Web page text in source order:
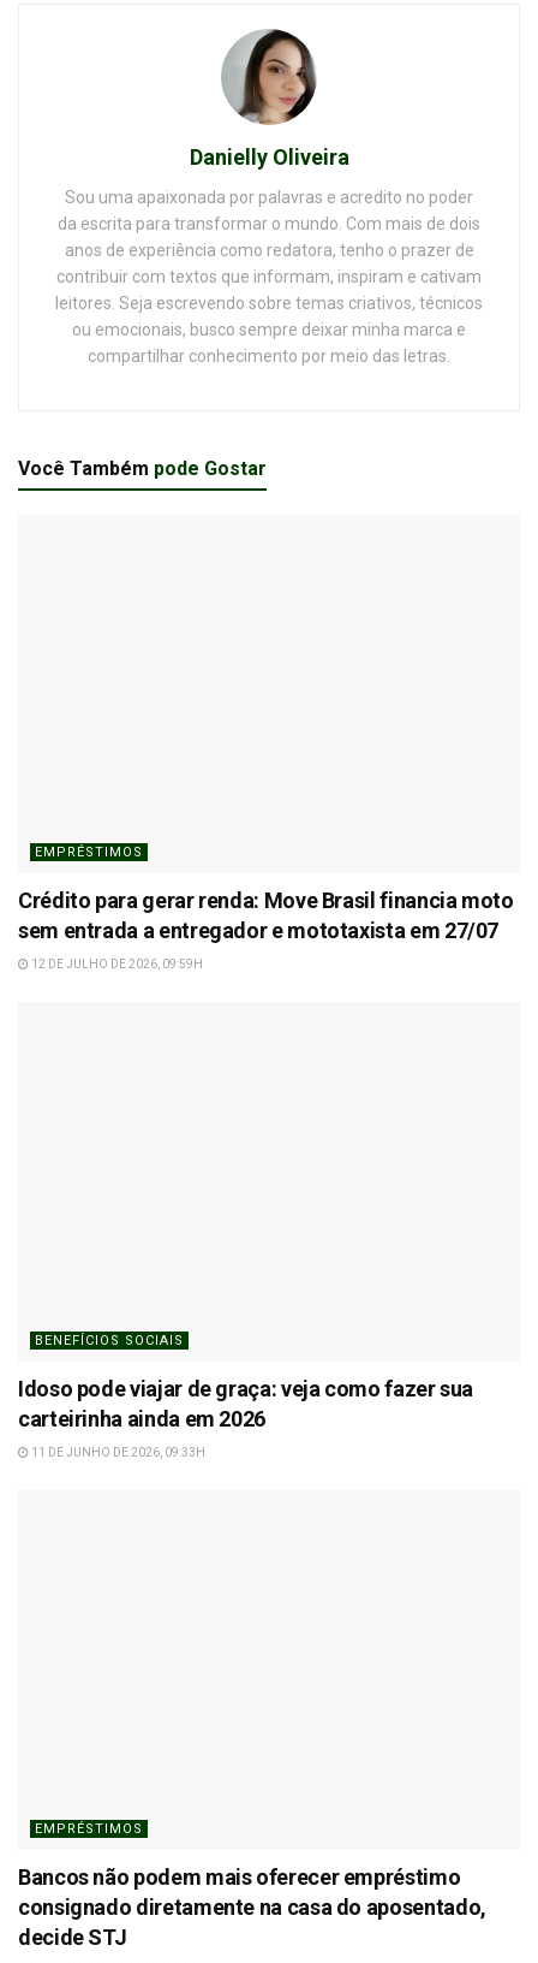
Danielly Oliveira
Sou uma apaixonada por palavras e acredito no poder
da escrita para transformar o mundo. Com mais de dois
anos de experiência como redatora, tenho o prazer de
contribuir com textos que informam, inspiram e cativam
leitores. Seja escrevendo sobre temas criativos, técnicos
ou emocionais, busco sempre deixar minha marca e
compartilhar conhecimento por meio das letras.
Você Também pode Gostar
EMPRÉSTIMOS
Crédito para gerar renda: Move Brasil financia moto
sem entrada a entregador e mototaxista em 27/07
12 DE JULHO DE 2026, 09:59H
BENEFÍCIOS SOCIAIS
Idoso pode viajar de graça: veja como fazer sua
carteirinha ainda em 2026
11 DE JUNHO DE 2026, 09:33H
EMPRÉSTIMOS
Bancos não podem mais oferecer empréstimo
consignado diretamente na casa do aposentado,
decide STJ